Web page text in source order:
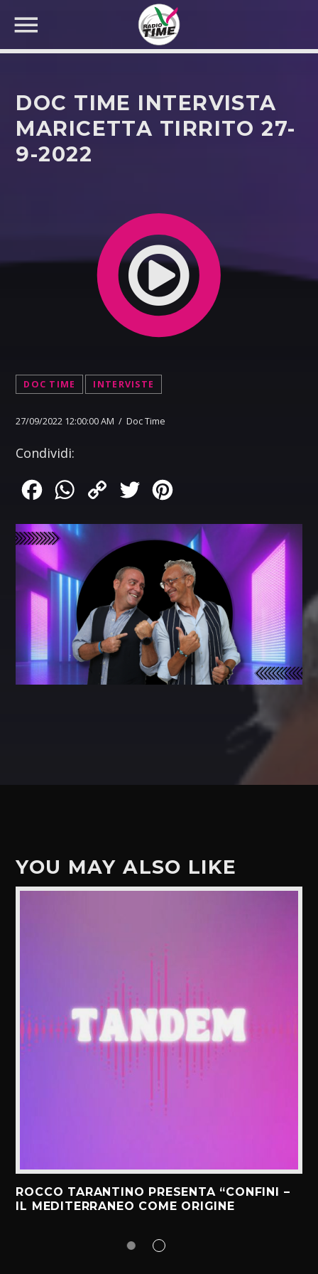
CERCA NEL SITO WEB:
DOC TIME INTERVISTA
MARICETTA TIRRITO 27-
9-2022
DOC TIME INTERVISTE
27/09/2022 12:00:00 AM / Doc Time
Condividi:
FacebookWhatsApp
Copy
Twitter
YOU MAY ALSO LIKE
ROCCO TARANTINO PRESENTA “CONFINI –
IL MEDITERRANEO COME ORIGINE